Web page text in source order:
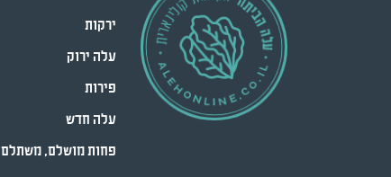
ירקות
עלה ירוק
פירות
עלה חדש
פחות מושלם, משתלם